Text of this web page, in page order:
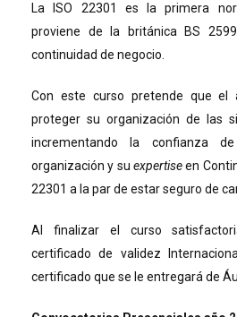
La ISO 22301 es la primera
proviene de la británica BS
continuidad de negocio.
Con este curso pretende que el
proteger su organización de las
incrementando la confianza
organización y su expertiseen
22301 a la par de estar seguro de
Al finalizar el curso
certificado de validez
certificado que se le entregará de